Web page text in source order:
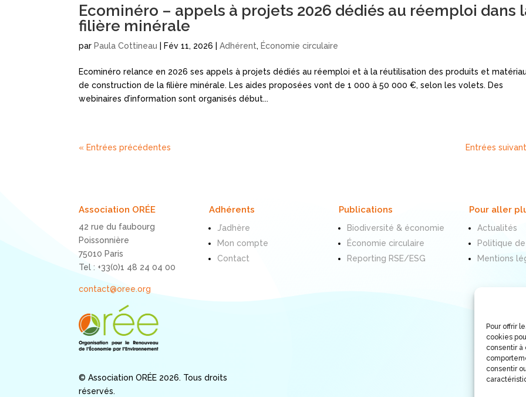
Pour offrir
cookies
consentir
consentir
Ecominéro – appels à projets 2026 dédiés au réemploi dans
filière minérale
parPaula Cottineau |Fév 11, 2026 |Adhérent,Économie circulaire
Ecominéro relance en 2026 ses appels à projets dédiés au réemploi et à la réutilisation des produits et
de construction de la filière minérale. Les aides proposées vont de 1 000 à 50 000 €, selon les volets. Des
webinaires d’information sont organisés début...
« Entrées précédentes Entrées
Association ORÉE
42 rue du faubourg
Poissonnière
75010 Paris
Tel : +33(0)1 48 24 04 00
contact@oree.org
Adhérents
J’adhère
Mon compte
Contact
Publications
Biodiversité & économie
Économie circulaire
Reporting RSE/ESG
Pour aller
Actualités
Politique
Mentions
© Association ORÉE 2026. Tous droits
réservés.